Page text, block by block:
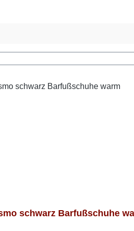
schwarz Barfußschuhe